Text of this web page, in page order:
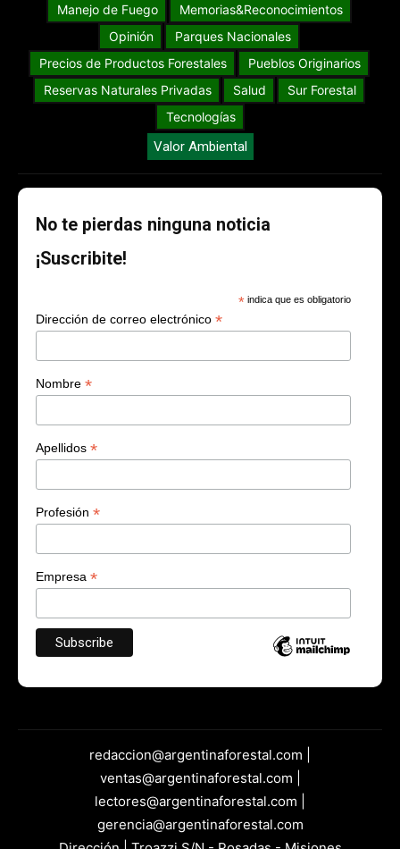
Manejo de Fuego
Memorias&Reconocimientos
Opinión
Parques Nacionales
Precios de Productos Forestales
Pueblos Originarios
Reservas Naturales Privadas
Salud
Sur Forestal
Tecnologías
Valor Ambiental
No te pierdas ninguna noticia
¡Suscribite!
* indica que es obligatorio
Dirección de correo electrónico *
Nombre *
Apellidos *
Profesión *
Empresa *
redaccion@argentinaforestal.com |
ventas@argentinaforestal.com |
lectores@argentinaforestal.com |
gerencia@argentinaforestal.com